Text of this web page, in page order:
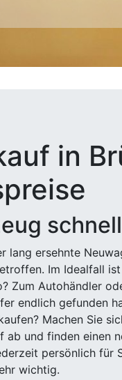
in
lang ersehnte
Im Idealfall
Zum Autohändler
endlich gefunden
Machen Sie
ab und finden einen
persönlich für
wichtig.